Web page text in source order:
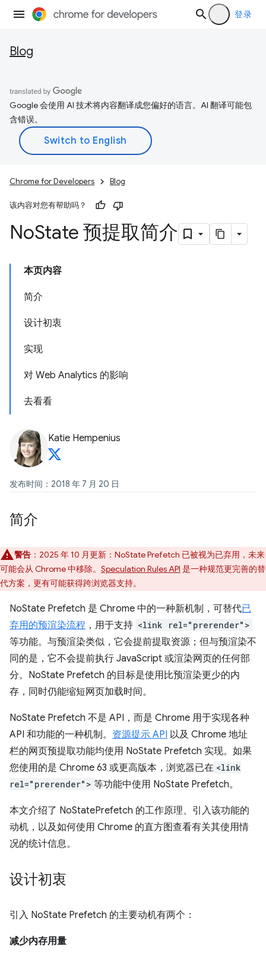
登录
Blog
Google 会使用 AI 技术将内容翻译成您偏好的语言。AI 翻译可能包
含错误。
Chrome for Developers Blog
该内容对您有帮助吗？
NoState 预提取简介
本页内容
简介
设计初衷
实现
对 Web Analytics 的影响
去看看
Katie Hempenius
发布时间：2018 年 7 月 20 日
简介
警告 ：2025 年 10 月更新：NoState Prefetch 已被视为已弃用，未来
可能会从 Chrome 中移除。 Speculation Rules API 是一种规范更完善的替
代方案，更有可能获得跨浏览器支持。
NoState Prefetch 是 Chrome 中的一种新机制，可替代已
弃用的预渲染流程 ，用于支持 <link rel="prerender">
等功能。与预渲染类似，它会提前提取资源；但与预渲染不
同的是，它不会提前执行 JavaScript 或渲染网页的任何部
分。NoState Prefetch 的目标是使用比预渲染更少的内
存，同时仍能缩短网页加载时间。
NoState Prefetch 不是 API，而是 Chrome 用于实现各种
API 和功能的一种机制。 资源提示 API 以及 Chrome 地址
栏的网页预提取功能均使用 NoState Prefetch 实现。如果
您使用的是 Chrome 63 或更高版本，浏览器已在 <link
rel="prerender"> 等功能中使用 NoState Prefetch。
本文介绍了 NoStatePrefetch 的工作原理、引入该功能的
动机，以及如何使用 Chrome 的直方图查看有关其使用情
况的统计信息。
设计初衷
引入 NoState Prefetch 的主要动机有两个：
减少内存用量